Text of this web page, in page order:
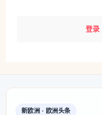
登录
新欧洲 · 欧洲头条